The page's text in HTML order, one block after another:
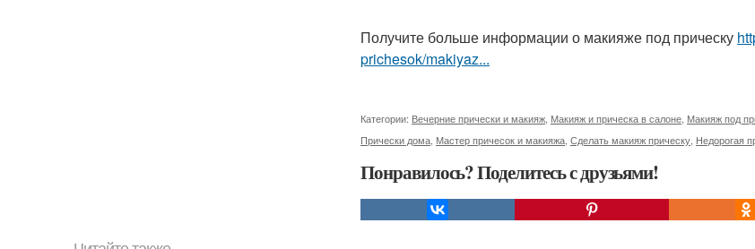
Получите больше информации о макияже под прическу
prichesok/makiyaz...
Категории: Вечерние прически и макияж Макияж и прическа в салоне Макияж под
Прически дома Мастер причесок и макияжа Сделать макияж прическу Недорогая
Понравилось? Поделитесь с друзьями!